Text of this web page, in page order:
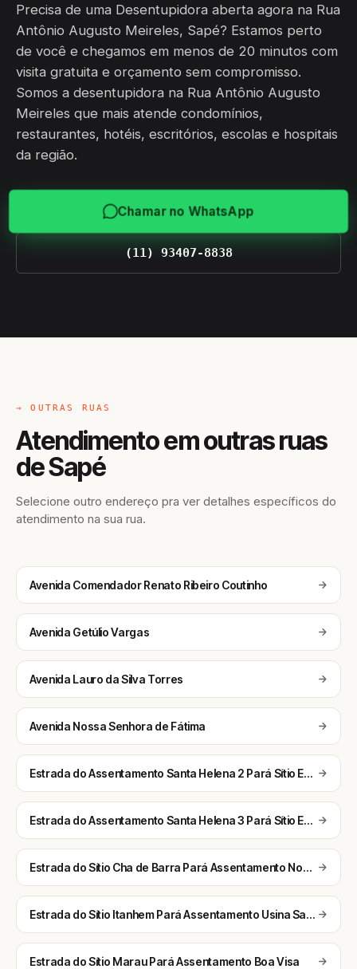
Precisa de uma Desentupidora aberta agora na Rua
Antônio Augusto Meireles, Sapé? Estamos perto
de você e chegamos em menos de 20 minutos com
visita gratuita e orçamento sem compromisso.
Somos a desentupidora na Rua Antônio Augusto
Meireles que mais atende condomínios,
restaurantes, hotéis, escritórios, escolas e hospitais
da região.
Chamar no WhatsApp
(11) 93407-8838
→ OUTRAS RUAS
Atendimento em outras ruas
de Sapé
Selecione outro endereço pra ver detalhes específicos do
atendimento na sua rua.
Avenida Comendador Renato Ribeiro Coutinho
Avenida Getúlio Vargas
Avenida Lauro da Silva Torres
Avenida Nossa Senhora de Fátima
Estrada do Assentamento Santa Helena 2 Pará Sítio Estiva
Estrada do Assentamento Santa Helena 3 Pará Sítio Estiva
Estrada do Sítio Cha de Barra Pará Assentamento Nova Vivência
Estrada do Sítio Itanhem Pará Assentamento Usina Santa Helena
Estrada do Sítio Marau Pará Assentamento Boa Visa